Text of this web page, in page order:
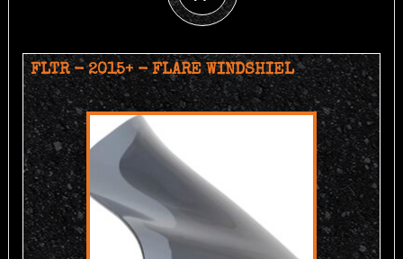
FLTR - 2015+ - FLARE WINDSHIEL